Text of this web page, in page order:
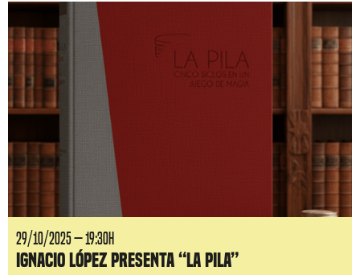
29/10/2025 — 19:30H
Ignacio López presenta “La Pila”